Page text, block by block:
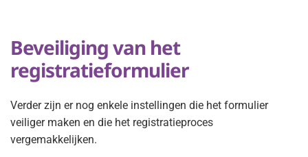
Beveiliging van het
registratieformulier
Verder zijn er nog enkele instellingen die het formulier
veiliger maken en die het registratieproces
vergemakkelijken.